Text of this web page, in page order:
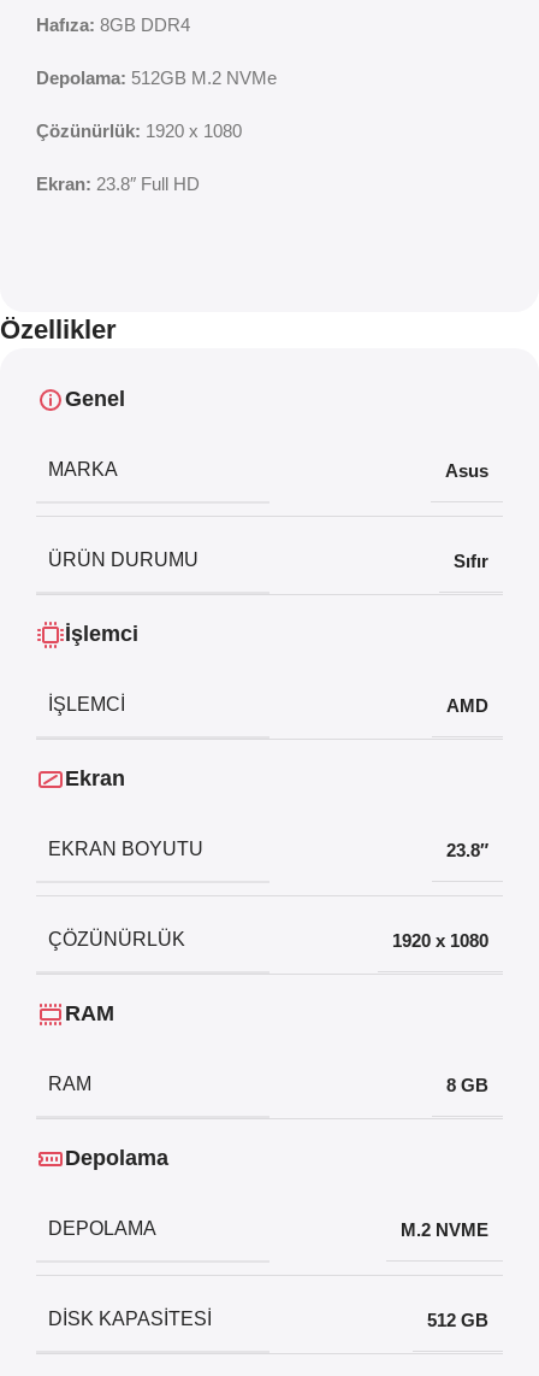
Hafıza: 8GB DDR4
Depolama: 512GB M.2 NVMe
Çözünürlük: 1920 x 1080
Ekran: 23.8″ Full HD
Özellikler
Genel
MARKA Asus
ÜRÜN DURUMU Sıfır
İşlemci
İŞLEMCI AMD
Ekran
EKRAN BOYUTU 23.8″
ÇÖZÜNÜRLÜK 1920 x 1080
RAM
RAM 8 GB
Depolama
DEPOLAMA M.2 NVME
DISK KAPASITESI 512 GB